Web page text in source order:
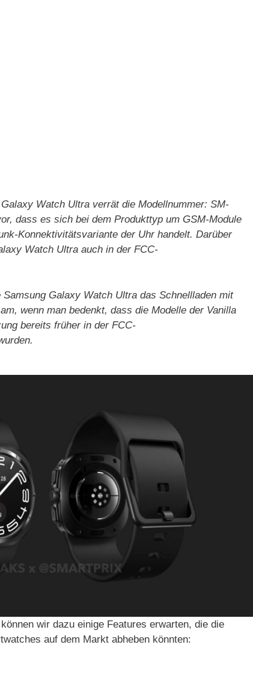
Watch Ultra verrät die Modellnummer: SM-
dass es sich bei dem Produkttyp um GSM-Module
Konnektivitätsvariante der Uhr handelt. Darüber
Watch Ultra auch in der FCC-
Galaxy Watch Ultra das Schnellladen mit
wenn man bedenkt, dass die Modelle der Vanilla
bereits früher in der FCC-
können wir dazu einige Features erwarten, die die
auf dem Markt abheben könnten: